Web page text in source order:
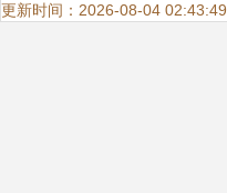
更新时间：2026-08-04 02:43:49